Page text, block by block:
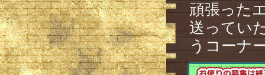
頑張った
送ってい
うコーナ